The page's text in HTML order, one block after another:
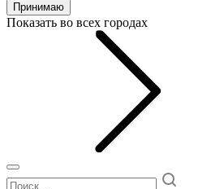
Принимаю
Показать во всех городах